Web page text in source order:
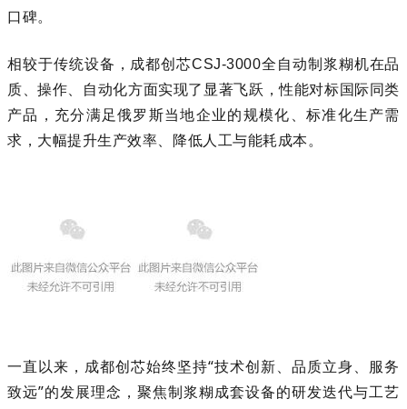
口碑。
相较于传统设备，成都创芯CSJ-3000全自动制浆糊机在品
质、操作、自动化方面实现了显著飞跃，性能对标国际同类
产品，充分满足俄罗斯当地企业的规模化、标准化生产需
求， 大幅提升生产效率、降低人工与能耗成本。
一直以来，成都创芯始终坚持“技术创新、品质立身、服务
致远”的发展理念，聚焦制浆糊成套设备的研发迭代与工艺